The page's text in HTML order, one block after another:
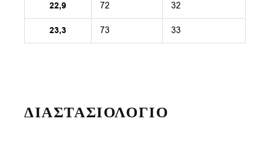
22,9 72 32
23,3 73 33
ΔΙΑΣΤΑΣΙΟΛΟΓΙΟ